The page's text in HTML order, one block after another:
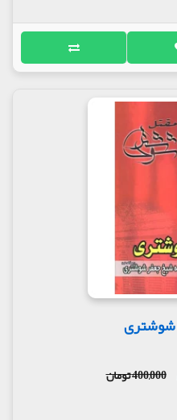
فرا می رسد دچار غم
آورد.
اند، و این امر را دلیل بر
زیادی گل طینت ما
ما عجین گردیده اند، به
و اخبار نیز دلالت بر
شد، آثار گریه و اندوه
علیه السلام را خندان
همه ایام عاشورا
در اثر مصیبت
حضرت در مجلس عزای
در پس پرده به عزای
بر ایشان وارد می شد
درباره امام حسین
چنانچه در قضیه دعبل
حضرت خود مصائب
که، وقتی روز اول
ای پسر شبیب اگر می
شوشتری
400,000 تومان